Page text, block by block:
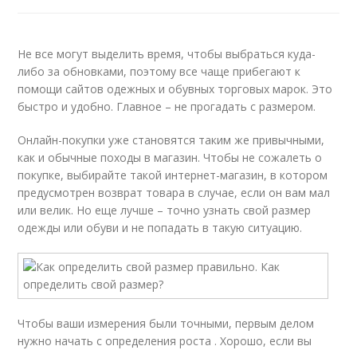
Не все могут выделить время, чтобы выбраться куда-
либо за обновками, поэтому все чаще прибегают к
помощи сайтов одежных и обувных торговых марок. Это
быстро и удобно. Главное – не прогадать с размером.
Онлайн-покупки уже становятся таким же привычными,
как и обычные походы в магазин. Чтобы не сожалеть о
покупке, выбирайте такой интернет-магазин, в котором
предусмотрен возврат товара в случае, если он вам мал
или велик. Но еще лучше – точно узнать свой размер
одежды или обуви и не попадать в такую ситуацию.
Чтобы ваши измерения были точными, первым делом
нужно начать с определения роста . Хорошо, если вы